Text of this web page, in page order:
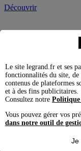
Découvrir
Le site legrand.fr et ses
fonctionnalités du site, de
contenus de plateformes
et à des fins publicitaires.
Consultez notre
Vous pouvez gérer vos
dans notre outil de
Je